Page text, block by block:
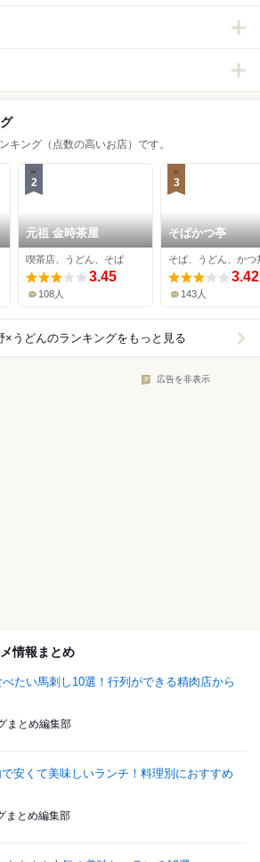
キング（点数の高いお店）です。
2
元祖 金時茶屋
喫茶店、うどん、そば
3.45
108人
3
そばかつ亭
そば、うどん、かつ
3.42
143人
×うどんのランキングをもっと見る
広告を非表示
情報まとめ
たい馬刺し10選！行列ができる精肉店から
まとめ編集部
安くて美味しいランチ！料理別におすすめ
まとめ編集部